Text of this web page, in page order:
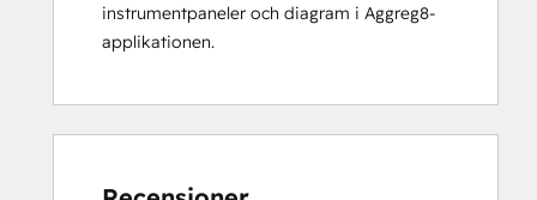
instrumentpaneler och diagram i Aggreg8-
applikationen.